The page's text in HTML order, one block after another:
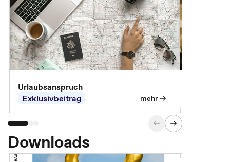
Urlaubsanspruch
Exklusivbeitrag
mehr
Downloads